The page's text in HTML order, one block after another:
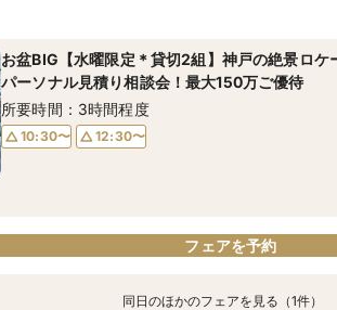
9:00〜
10:00〜
13:00〜
15:00〜
16:00〜
＊何も決まってなくてOK！ご結婚式を検討し
所要時間：3時間程度
9:00〜
10:00〜
13:00〜
15:00〜
16:00〜
【少人数×贅沢婚】20名〜叶う上質なおもてな
所要時間：3時間程度
9:00〜
10:00〜
13:00〜
15:00〜
16:00〜
【2件目以降の見学歓迎】他館の見積持参で挙
9:00〜
10:00〜
13:00〜
15:00〜
16:00〜
お盆BIG【水曜限定＊貸切2組】神戸の絶景ロ
パーソナル見積り相談会！最大150万ご優待
所要時間：3時間程度
10:30〜 12:30〜
フェアを予約
同日のほかのフェアを見る（1件）